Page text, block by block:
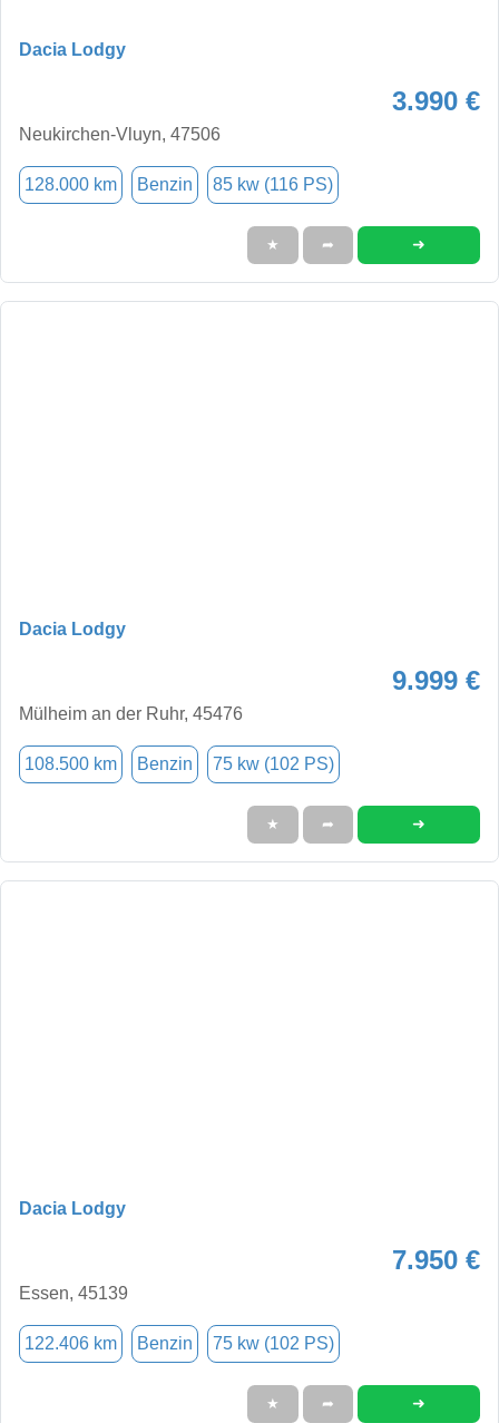
Dacia Lodgy
3.990 €
Neukirchen-Vluyn, 47506
128.000 km Benzin 85 kw (116 PS)
★ ➦ ➜
Dacia Lodgy
9.999 €
Mülheim an der Ruhr, 45476
108.500 km Benzin 75 kw (102 PS)
★ ➦ ➜
Dacia Lodgy
7.950 €
Essen, 45139
122.406 km Benzin 75 kw (102 PS)
★ ➦ ➜